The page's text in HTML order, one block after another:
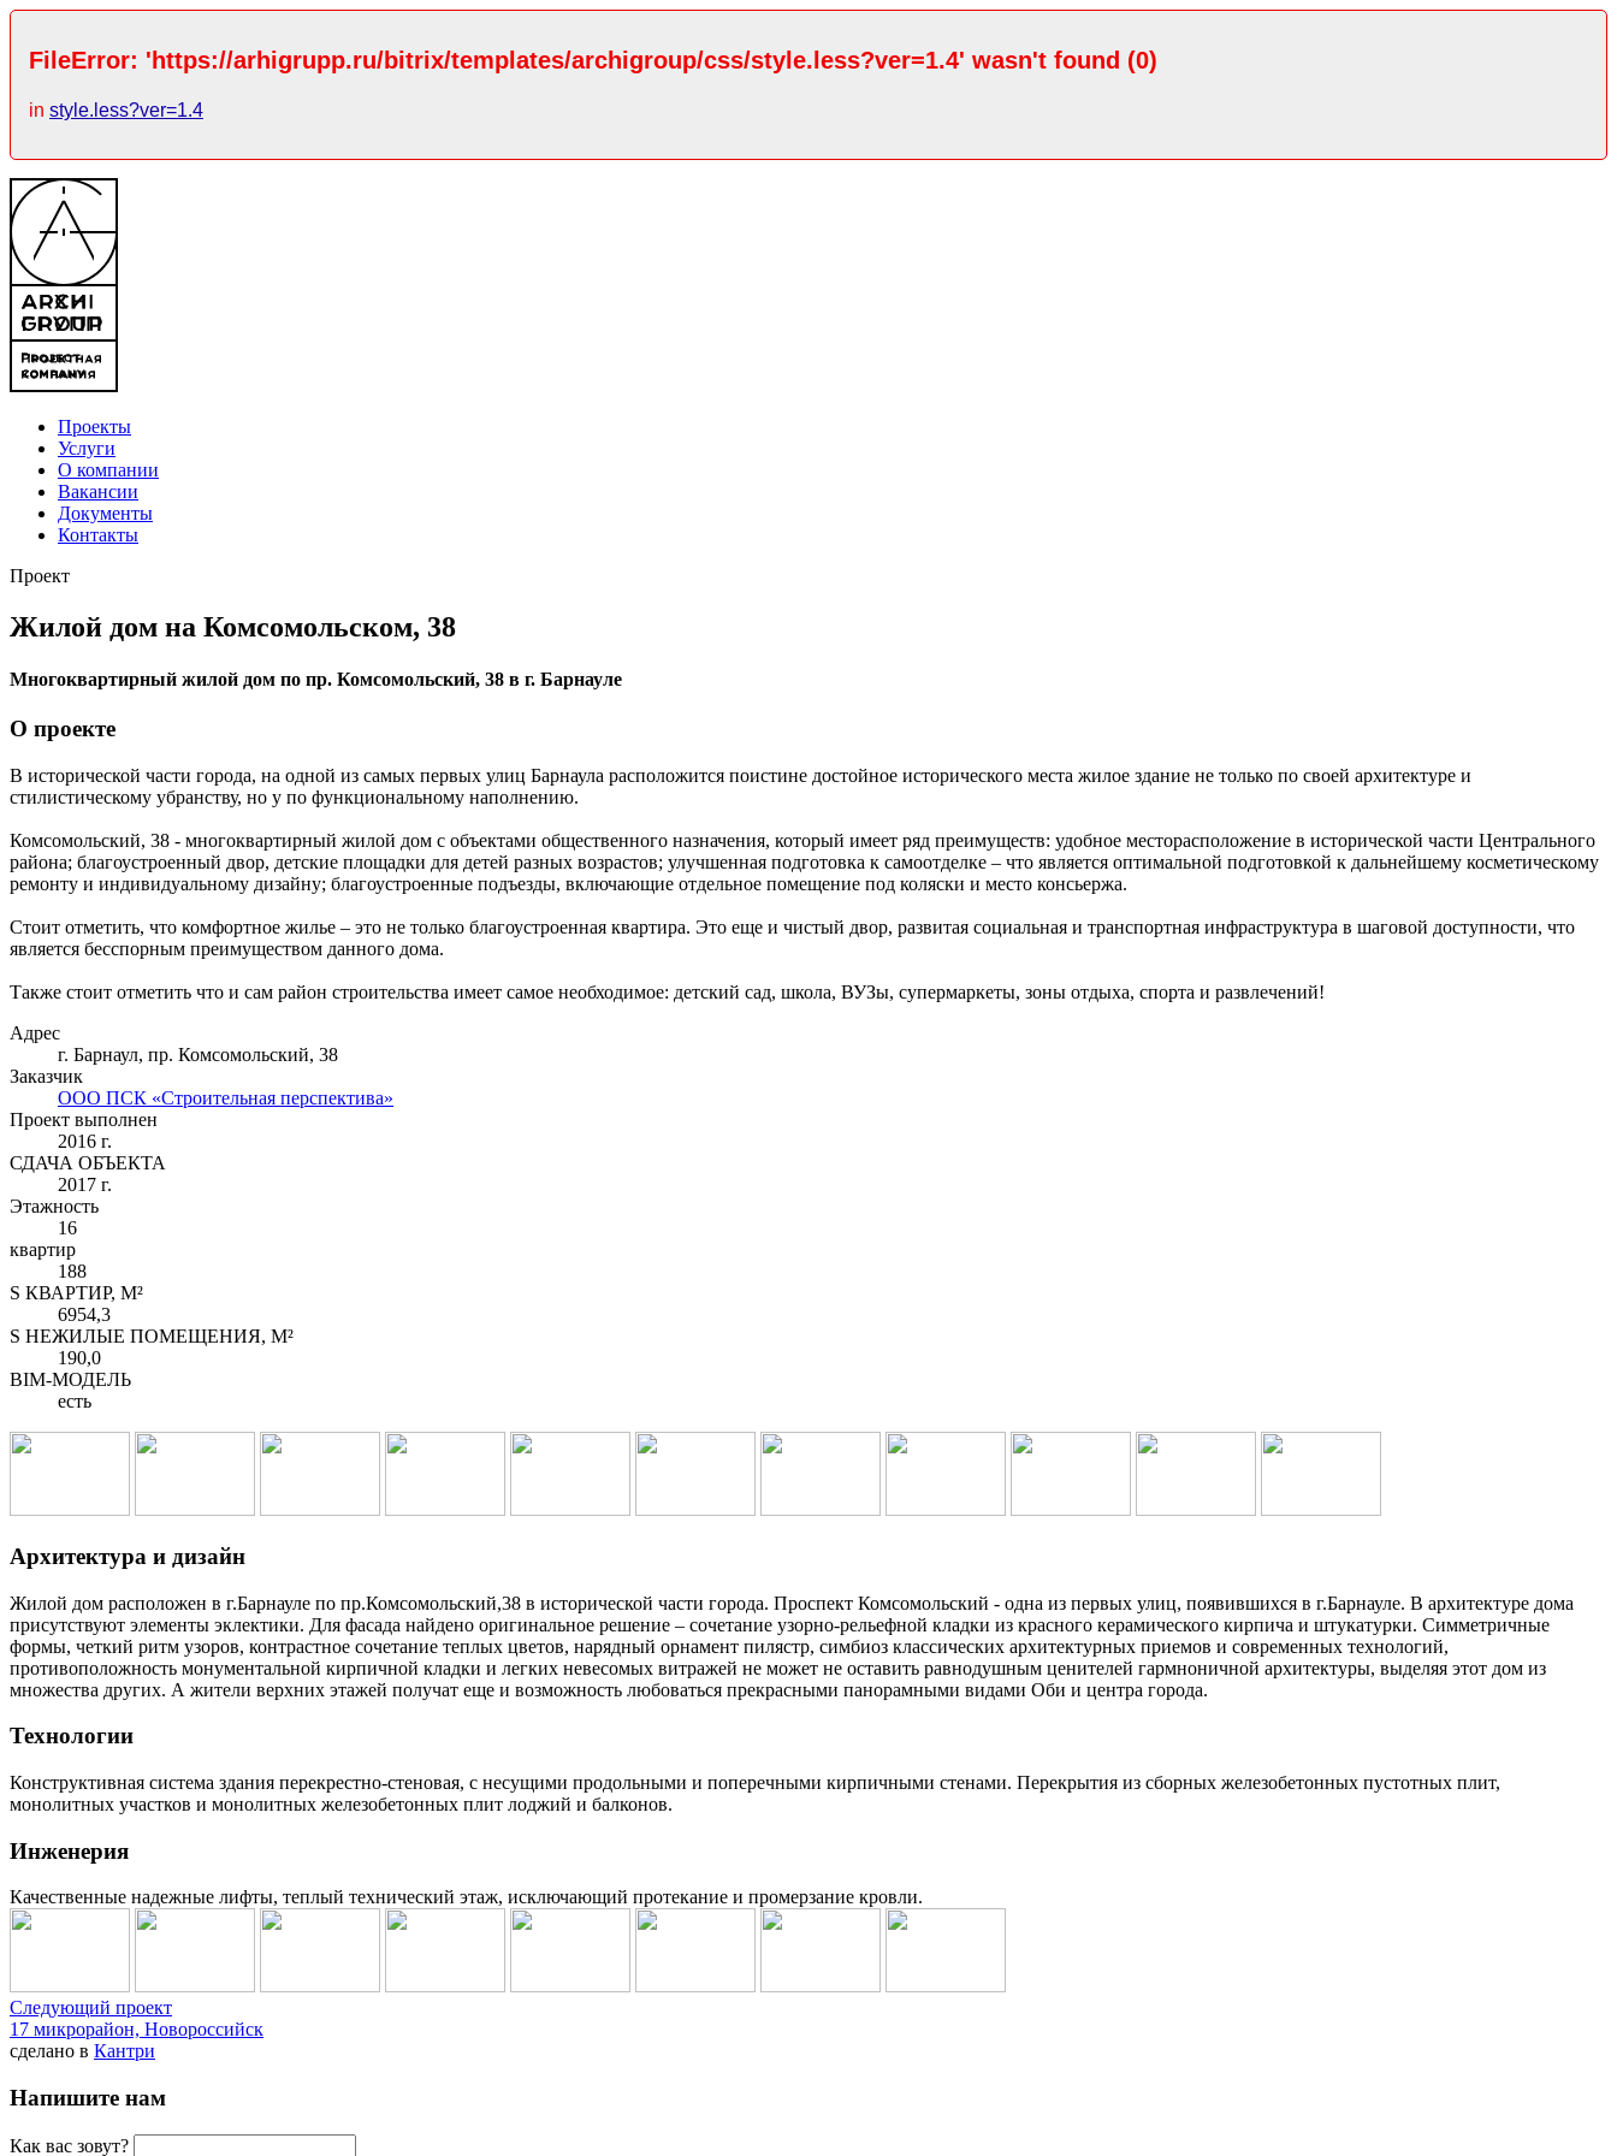
FileError: 'https://arhigrupp.ru/bitrix/templates/archigroup/css/style.less?ver=1.4' wasn't found (0)
in style.less?ver=1.4
Проекты
Услуги
О компании
Вакансии
Документы
Контакты
Проект
Жилой дом на Комсомольском, 38
Многоквартирный жилой дом по пр. Комсомольский, 38 в г. Барнауле
О проекте
В исторической части города, на одной из самых первых улиц Барнаула расположится поистине достойное исторического места жилое здание не только по своей архитектуре и
стилистическому убранству, но у по функциональному наполнению.
Комсомольский, 38 - многоквартирный жилой дом с объектами общественного назначения, который имеет ряд преимуществ: удобное месторасположение в исторической части Центрального
района; благоустроенный двор, детские площадки для детей разных возрастов; улучшенная подготовка к самоотделке – что является оптимальной подготовкой к дальнейшему косметическому
ремонту и индивидуальному дизайну; благоустроенные подъезды, включающие отдельное помещение под коляски и место консьержа.
Стоит отметить, что комфортное жилье – это не только благоустроенная квартира. Это еще и чистый двор, развитая социальная и транспортная инфраструктура в шаговой доступности, что
является бесспорным преимуществом данного дома.
Также стоит отметить что и сам район строительства имеет самое необходимое: детский сад, школа, ВУЗы, супермаркеты, зоны отдыха, спорта и развлечений!
Адрес
г. Барнаул, пр. Комсомольский, 38
Заказчик
ООО ПСК «Строительная перспектива»
Проект выполнен
2016 г.
СДАЧА ОБЪЕКТА
2017 г.
Этажность
16
квартир
188
S КВАРТИР, М²
6954,3
S НЕЖИЛЫЕ ПОМЕЩЕНИЯ, М²
190,0
BIM-МОДЕЛЬ
есть
Архитектура и дизайн
Жилой дом расположен в г.Барнауле по пр.Комсомольский,38 в исторической части города. Проспект Комсомольский - одна из первых улиц, появившихся в г.Барнауле. В архитектуре дома
присутствуют элементы эклектики. Для фасада найдено оригинальное решение – сочетание узорно-рельефной кладки из красного керамического кирпича и штукатурки. Симметричные
формы, четкий ритм узоров, контрастное сочетание теплых цветов, нарядный орнамент пилястр, симбиоз классических архитектурных приемов и современных технологий,
противоположность монументальной кирпичной кладки и легких невесомых витражей не может не оставить равнодушным ценителей гармноничной архитектуры, выделяя этот дом из
множества других. А жители верхних этажей получат еще и возможность любоваться прекрасными панорамными видами Оби и центра города.
Технологии
Конструктивная система здания перекрестно-стеновая, с несущими продольными и поперечными кирпичными стенами. Перекрытия из сборных железобетонных пустотных плит,
монолитных участков и монолитных железобетонных плит лоджий и балконов.
Инженерия
Качественные надежные лифты, теплый технический этаж, исключающий протекание и промерзание кровли.
Следующий проект
17 микрорайон, Новороссийск
сделано в Кантри
Напишите нам
Как вас зовут?